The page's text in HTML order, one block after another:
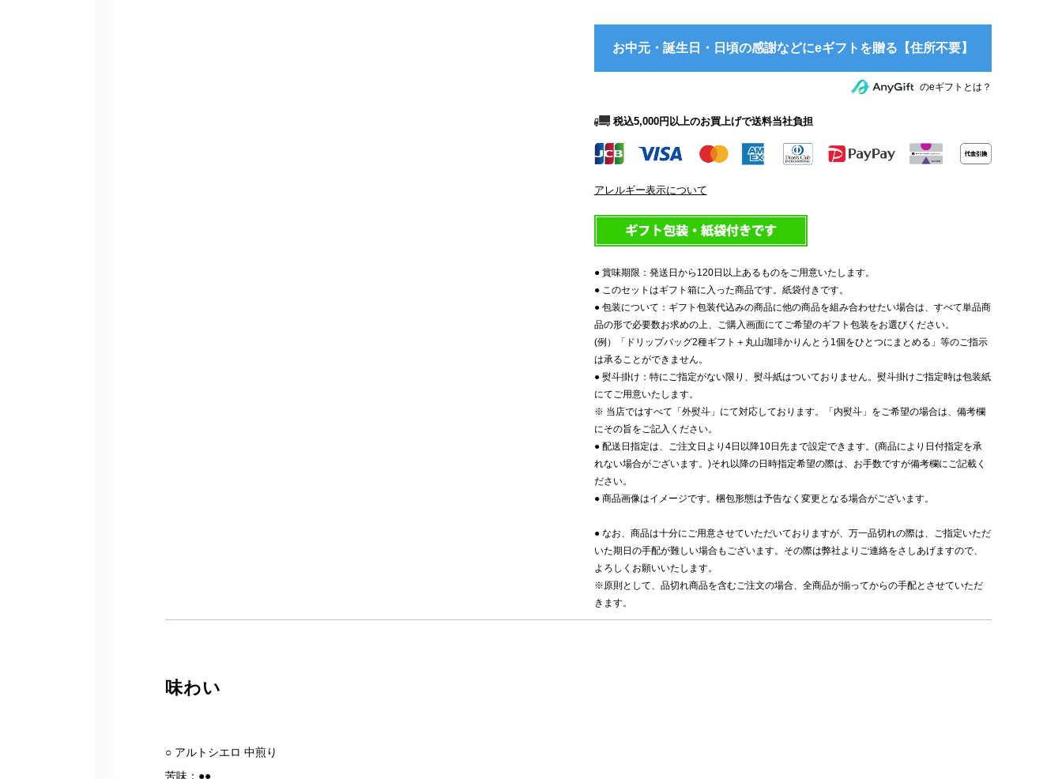
のeギフトとは？
税込5,000円以上のお買上げで送料当社負担
アレルギー表示について
● 賞味期限：発送日から120日以上あるものをご用意いたします。
● このセットはギフト箱に入った商品です。紙袋付きです。
● 包装について：ギフト包装代込みの商品に他の商品を組み合わせたい場合は、すべて単品商
品の形で必要数お求めの上、ご購入画面にてご希望のギフト包装をお選びください。
(例）「ドリップバッグ2種ギフト＋丸山珈琲かりんとう1個をひとつにまとめる」等のご指示
は承ることができません。
● 熨斗掛け：特にご指定がない限り、熨斗紙はついておりません。熨斗掛けご指定時は包装紙
にてご用意いたします。
※ 当店ではすべて「外熨斗」にて対応しております。「内熨斗」をご希望の場合は、備考欄
にその旨をご記入ください。
● 配送日指定は、ご注文日より4日以降10日先まで設定できます。(商品により日付指定を承
れない場合がございます。)それ以降の日時指定希望の際は、お手数ですが備考欄にご記載く
ださい。
● 商品画像はイメージです。梱包形態は予告なく変更となる場合がございます。
● なお、商品は十分にご用意させていただいておりますが、万一品切れの際は、ご指定いただ
いた期日の手配が難しい場合もございます。その際は弊社よりご連絡をさしあげますので、
よろしくお願いいたします。
※原則として、品切れ商品を含むご注文の場合、全商品が揃ってからの手配とさせていただ
きます。
味わい
○ アルトシエロ 中煎り
苦味：●●